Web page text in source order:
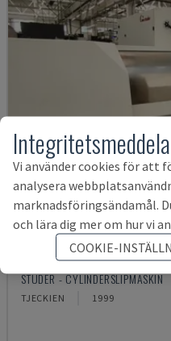
S30 LEAN PRO
STUDER - CYLINDERSLIPMASKIN
TJECKIEN 1999
Vi använder cookies för att
analysera
marknadsföringsändamål.
och lära dig mer om hur vi
COOKIE-